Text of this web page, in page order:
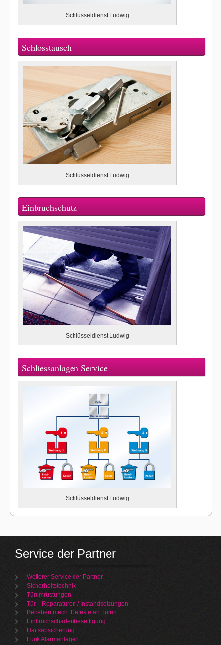
Schlüsseldienst Ludwig
Schlosstausch
Schlüsseldienst Ludwig
Einbruchschutz
Schlüsseldienst Ludwig
Schliessanlagen Service
Schlüsseldienst Ludwig
Service der Partner
Weiterer Service der Partner
Sicherheitstechnik
Türumrüstungen
Tür – Reparaturen / Instandsetzungen
Beheben mech. Defekte an Türen
Einbruchschadenbeseitigung
Hausabsicherung
Funk Alarmanlagen